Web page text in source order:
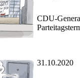
CDU-
31.10.2020